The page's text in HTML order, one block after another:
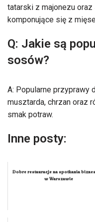
tatarski z majonezu
komponujące się z
Q: Jakie są
sosów?
A: Popularne przyprawy
musztarda, chrzan oraz
smak potraw.
Inne posty:
Dobre restauracje na spotkania
w Warszawie